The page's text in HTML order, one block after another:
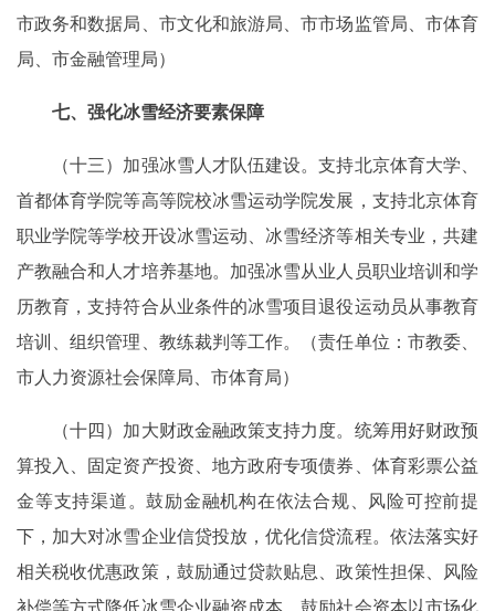
市政务和数据局、市文化和旅游局、市市场监管局、市体育
局、市金融管理局）
七、强化冰雪经济要素保障
（十三）加强冰雪人才队伍建设。支持北京体育大学、
首都体育学院等高等院校冰雪运动学院发展，支持北京体育
职业学院等学校开设冰雪运动、冰雪经济等相关专业，共建
产教融合和人才培养基地。加强冰雪从业人员职业培训和学
历教育，支持符合从业条件的冰雪项目退役运动员从事教育
培训、组织管理、教练裁判等工作。（责任单位：市教委、
市人力资源社会保障局、市体育局）
（十四）加大财政金融政策支持力度。统筹用好财政预
算投入、固定资产投资、地方政府专项债券、体育彩票公益
金等支持渠道。鼓励金融机构在依法合规、风险可控前提
下，加大对冰雪企业信贷投放，优化信贷流程。依法落实好
相关税收优惠政策，鼓励通过贷款贴息、政策性担保、风险